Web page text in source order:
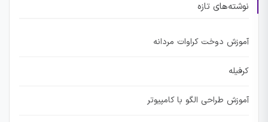
نوشته‌های تازه
آموزش دوخت کراوات مردانه
کرفیله
آموزش طراحی الگو با کامپیوتر